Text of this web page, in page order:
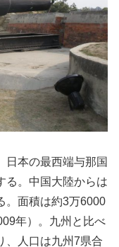
日本の最西端与那国
る。中国大陸からは
。面積は約3万6000
年）。九州と比べ
、人口は九州7県合